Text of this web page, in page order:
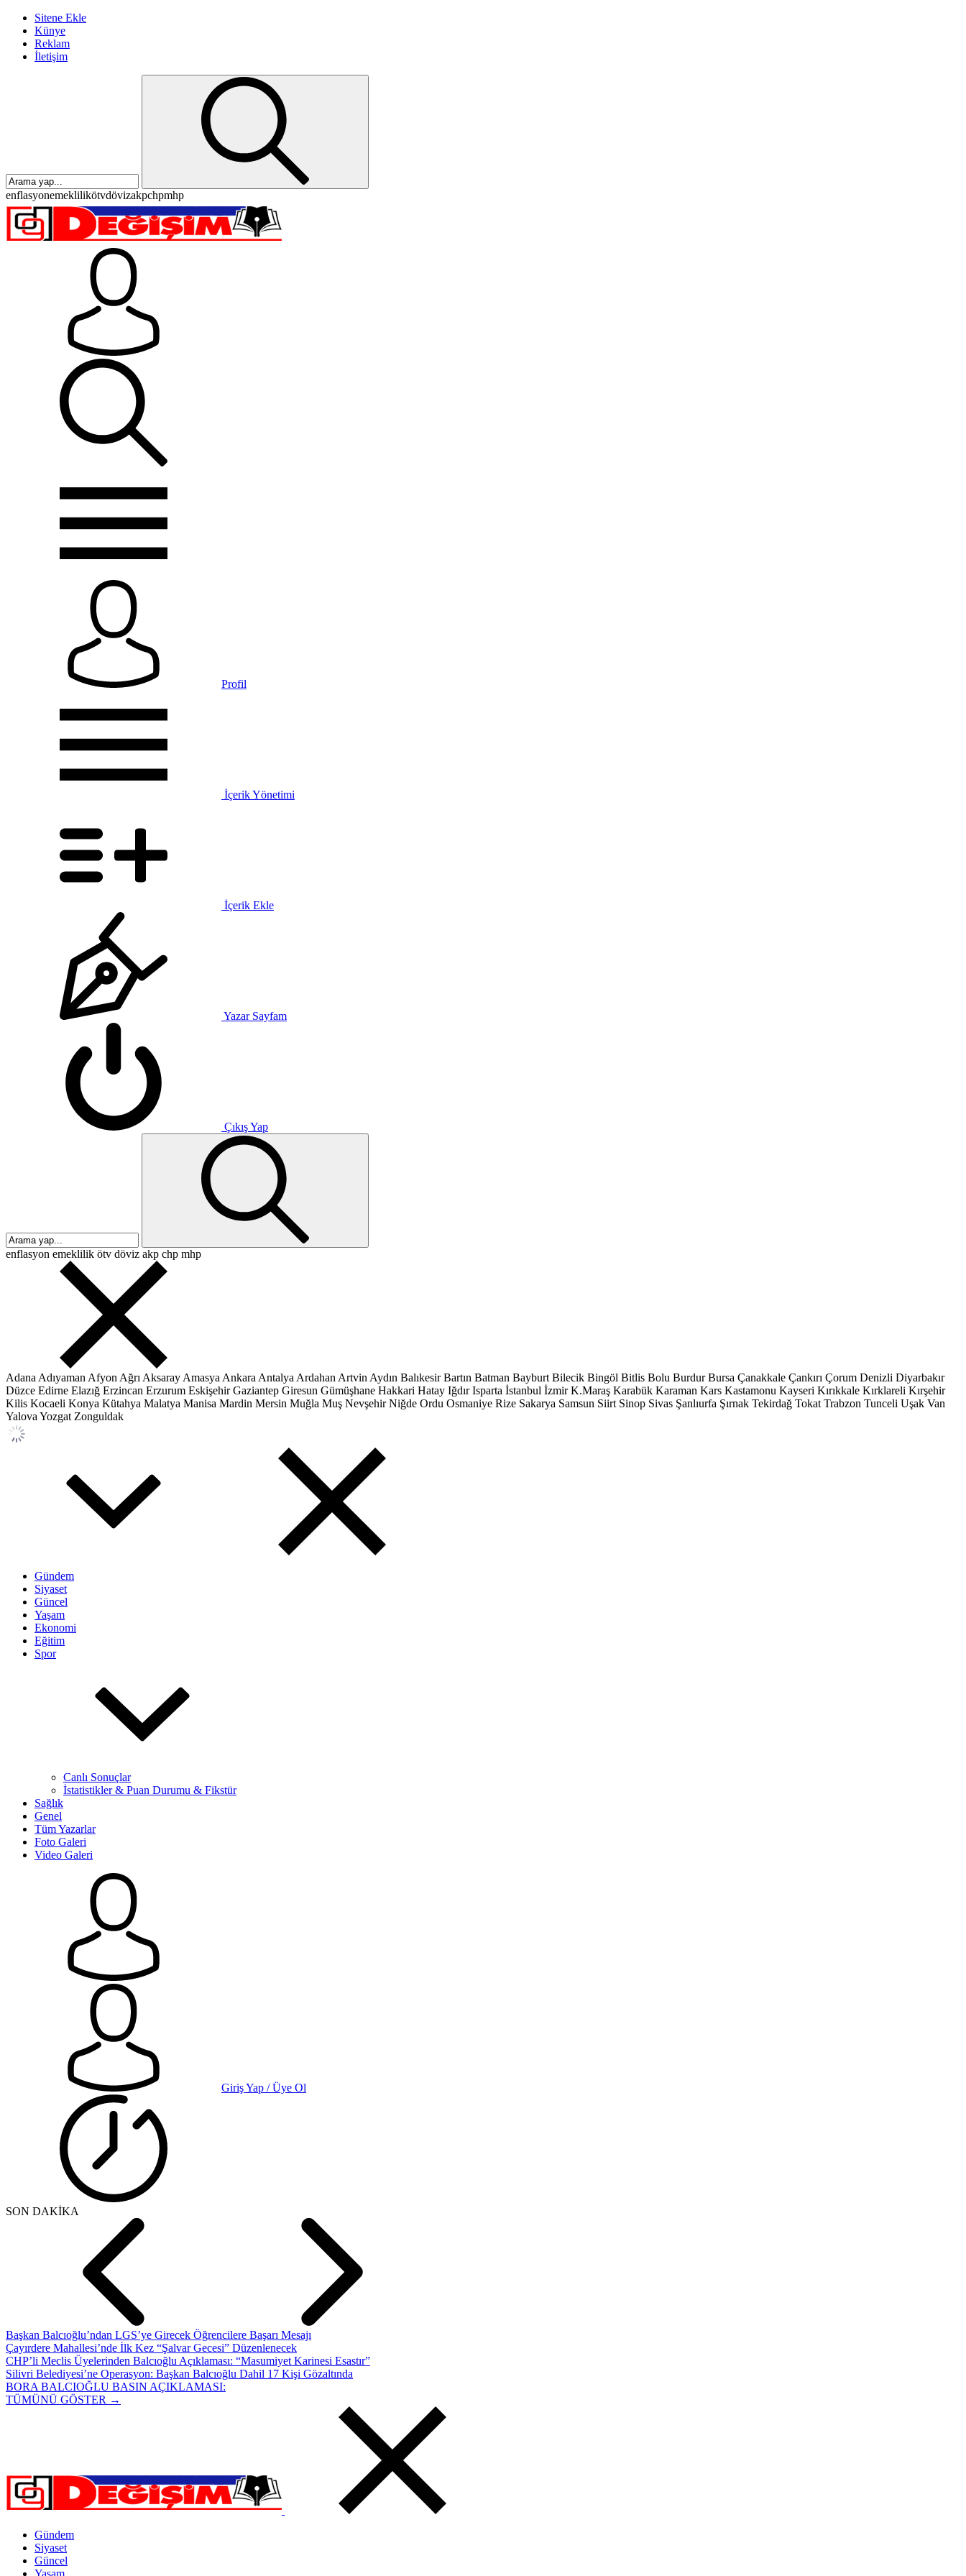
Sitene Ekle
Künye
Reklam
İletişim
enflasyonemeklilikötvdövizakpchpmhp
Profil
İçerik Yönetimi
İçerik Ekle
Yazar Sayfam
Çıkış Yap
enflasyon emeklilik ötv döviz akp chp mhp
Adana Adıyaman Afyon Ağrı Aksaray Amasya Ankara Antalya Ardahan Artvin Aydın Balıkesir Bartın Batman Bayburt Bilecik Bingöl Bitlis Bolu Burdur Bursa Çanakkale Çankırı Çorum Denizli Diyarbakır
Düzce Edirne Elazığ Erzincan Erzurum Eskişehir Gaziantep Giresun Gümüşhane Hakkari Hatay Iğdır Isparta İstanbul İzmir K.Maraş Karabük Karaman Kars Kastamonu Kayseri Kırıkkale Kırklareli Kırşehir
Kilis Kocaeli Konya Kütahya Malatya Manisa Mardin Mersin Muğla Muş Nevşehir Niğde Ordu Osmaniye Rize Sakarya Samsun Siirt Sinop Sivas Şanlıurfa Şırnak Tekirdağ Tokat Trabzon Tunceli Uşak Van
Yalova Yozgat Zonguldak
Gündem
Siyaset
Güncel
Yaşam
Ekonomi
Eğitim
Spor
Canlı Sonuçlar
İstatistikler & Puan Durumu & Fikstür
Sağlık
Genel
Tüm Yazarlar
Foto Galeri
Video Galeri
Giriş Yap / Üye Ol
SON DAKİKA
Başkan Balcıoğlu’ndan LGS’ye Girecek Öğrencilere Başarı Mesajı
Çayırdere Mahallesi’nde İlk Kez “Şalvar Gecesi” Düzenlenecek
CHP’li Meclis Üyelerinden Balcıoğlu Açıklaması: “Masumiyet Karinesi Esastır”
Silivri Belediyesi’ne Operasyon: Başkan Balcıoğlu Dahil 17 Kişi Gözaltında
BORA BALCIOĞLU BASIN AÇIKLAMASI:
TÜMÜNÜ GÖSTER →
Gündem
Siyaset
Güncel
Yaşam